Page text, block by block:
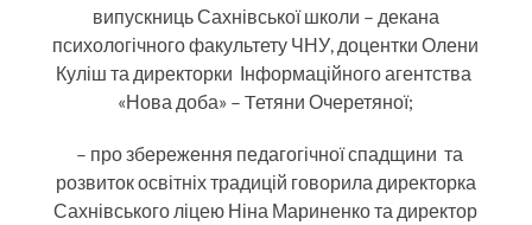
випускниць Сахнівської школи – декана
психологічного факультету ЧНУ, доцентки Олени
Куліш та директорки Інформаційного агентства
«Нова доба» – Tетяни Очеретяної;
– про збереження педагогічної спадщини та
розвиток освітніх традицій говорила директорка
Сахнівського ліцею Ніна Мариненко та директор